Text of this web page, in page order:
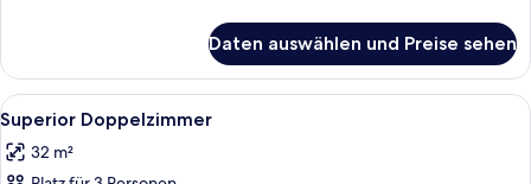
Doppelzimmer
Daten auswählen und Preise sehen
Alle
Fotos
für
Ein Hotelzimmer mit einem großen
6
Superior Doppelzimmer
32 m²